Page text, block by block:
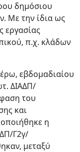
δημόσιου
Με την ίδια ως
εργασίας
π.χ. κλάδων
εβδομαδιαίου
ΔΙΑΔΠ/
του
και
η
Γ2γ/
μεταξύ